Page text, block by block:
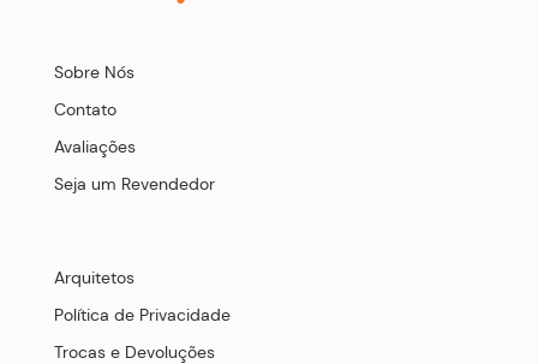
Sobre Nós
Contato
Avaliações
Seja um Revendedor
Arquitetos
Política de Privacidade
Trocas e Devoluções